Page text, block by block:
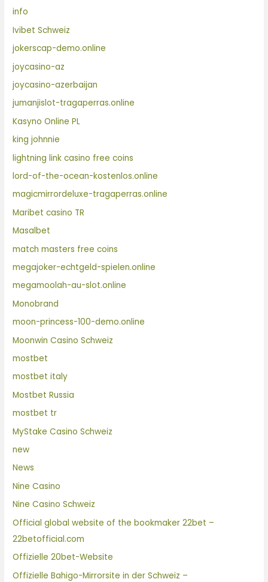
info
Ivibet Schweiz
jokerscap-demo.online
joycasino-az
joycasino-azerbaijan
jumanjislot-tragaperras.online
Kasyno Online PL
king johnnie
lightning link casino free coins
lord-of-the-ocean-kostenlos.online
magicmirrordeluxe-tragaperras.online
Maribet casino TR
Masalbet
match masters free coins
megajoker-echtgeld-spielen.online
megamoolah-au-slot.online
Monobrand
moon-princess-100-demo.online
Moonwin Casino Schweiz
mostbet
mostbet italy
Mostbet Russia
mostbet tr
MyStake Casino Schweiz
new
News
Nine Casino
Nine Casino Schweiz
Official global website of the bookmaker 22bet –
22betofficial.com
Offizielle 20bet-Website
Offizielle Bahigo-Mirrorsite in der Schweiz –